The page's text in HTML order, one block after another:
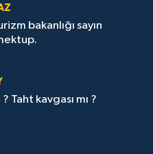
bakanlığı sayın
Taht kavgası mı ?